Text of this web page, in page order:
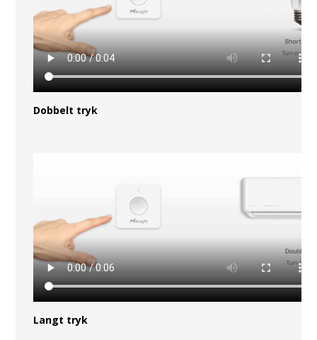
Dobbelt tryk
Langt tryk